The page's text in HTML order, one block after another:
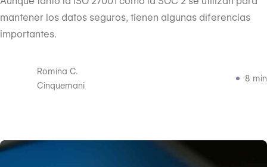
mantener los datos seguros, tienen algunas diferencias
importantes.
Romina C.
Cinquemani
8 min